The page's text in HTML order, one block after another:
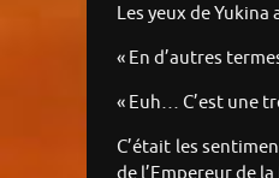
Les yeux de
« En d’autres
« Euh… C’est une
C’était les